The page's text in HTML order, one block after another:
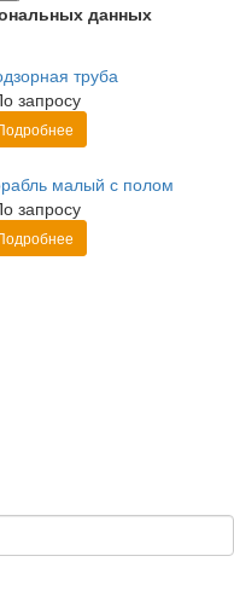
данных
труба
запросу
малый с полом
запросу